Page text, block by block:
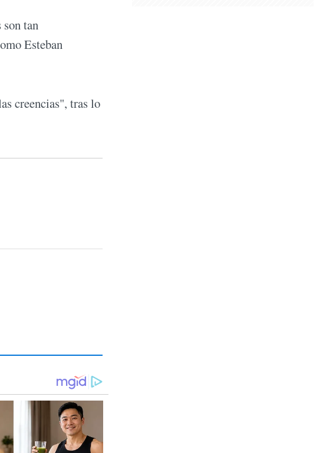
tan
Esteban
creencias", tras lo